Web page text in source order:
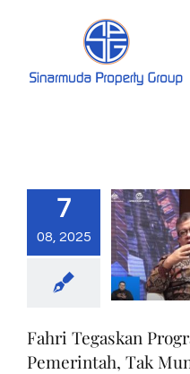
content
7
08, 2025
Fahri Tegaskan
Pemerintah, Tak